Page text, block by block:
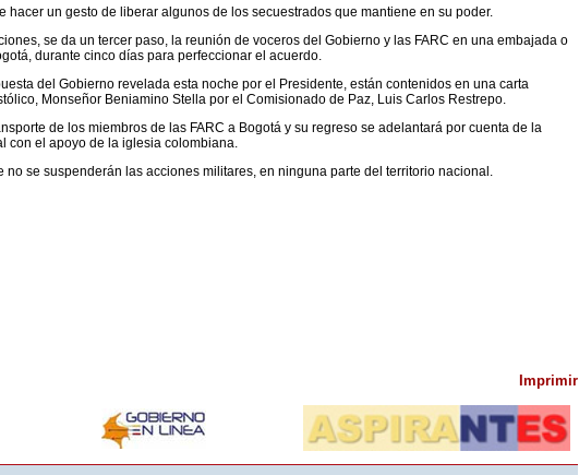
hacer un gesto de liberar algunos de los secuestrados que mantiene en su poder.
se da un tercer paso, la reunión de voceros del Gobierno y las FARC en una embajada o
durante cinco días para perfeccionar el acuerdo.
del Gobierno revelada esta noche por el Presidente, están contenidos en una carta
Monseñor Beniamino Stella por el Comisionado de Paz, Luis Carlos Restrepo.
de los miembros de las FARC a Bogotá y su regreso se adelantará por cuenta de la
con el apoyo de la iglesia colombiana.
no se suspenderán las acciones militares, en ninguna parte del territorio nacional.
Imprimir